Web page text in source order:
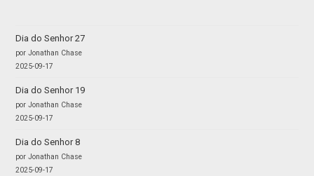
Dia do Senhor 27
por Jonathan Chase
2025-09-17
Dia do Senhor 19
por Jonathan Chase
2025-09-17
Dia do Senhor 8
por Jonathan Chase
2025-09-17